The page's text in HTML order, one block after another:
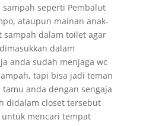
seperti Pembalut
ataupun mainan anak-
sampah dalam toilet agar
dalam
anda sudah menjaga wc
tapi bisa jadi teman
anda dengan sengaja
didalam closet tersebut
mencari tempat